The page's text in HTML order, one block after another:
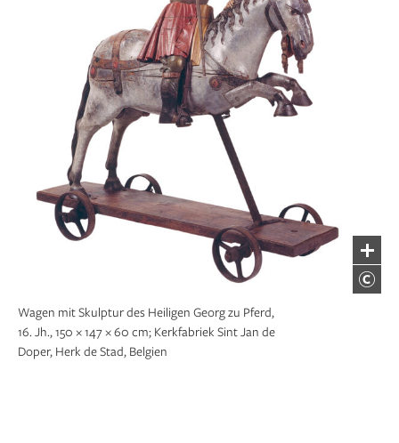
Wagen mit Skulptur des Heiligen Georg zu Pferd,
16. Jh., 150 × 147 × 60 cm; Kerkfabriek Sint Jan de
Doper, Herk de Stad, Belgien